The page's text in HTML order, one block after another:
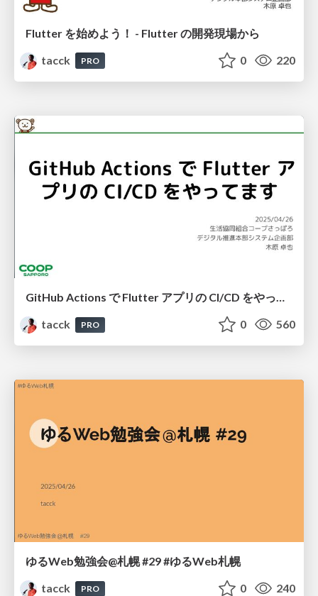
Flutter を始めよう！ - Flutter の開発現場から
tacck
PRO 0 220
GitHub Actions で Flutter アプリの CI/CD をやってます #ゆるWeb札幌
tacck
PRO 0 560
ゆるWeb勉強会@札幌 #29 #ゆるWeb札幌
tacck
PRO 0 240